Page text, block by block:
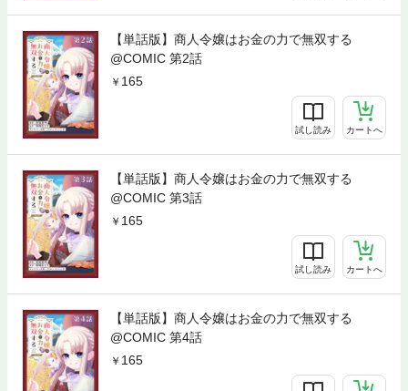
【単話版】商人令嬢はお金の力で無双する
@COMIC 第2話
165
試し読み カートへ
【単話版】商人令嬢はお金の力で無双する
@COMIC 第3話
165
試し読み カートへ
【単話版】商人令嬢はお金の力で無双する
@COMIC 第4話
165